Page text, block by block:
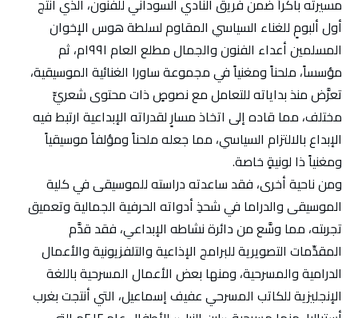
أول ألبومٍ للغناء السياسي المقاوم لسلطة هوس الإخوان
المسلمين أعداء الفنون والجمال مطلع العام ١٩٩١م، ثم
مؤسساً، ملحناً ومغنياً في مجموعة ساورا الغنائية الموسيقية،
تعرَّض منذ بداياته للتعامل مع نصوصٍ ذات محتوى شعريٍّ
مختلف، مما قاده إلى اتخاذ مسارٍ لقدراته الإبداعية ارتبط فيه
الإبداع بالالتزام السياسي، مما جعله ملحناً ومؤلفاً موسيقياً
ومغنياً ذا لونيةٍ خاصة.
ومن ناحية أخرى، فقد ساعدته دراسته للموسيقى في كلية
الموسيقى والدراما في شحذِ أدواته الحرفية الجمالية وتعميق
تجربته، مما وسَّع من دائرة نشاطه الإبداعي، فقد قدَّم
المقدِّمات التصويرية للبرامج الإذاعية والتلفزيونية والأعمال
الدرامية والمسرحية، ومنها بعض الأعمال المسرحية باللغة
الإنجليزية للكاتب المسرحي عفيف إسماعيل، التي أنتجت بغرب